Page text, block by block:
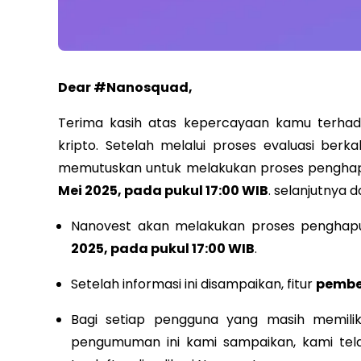
Dear #Nanosquad,
Terima kasih atas kepercayaan kamu
kripto. Setelah melalui proses evaluasi
memutuskan untuk melakukan proses
Mei 2025, pada pukul 17:00 WIB. selanjutnya
Nanovest akan melakukan proses
2025, pada pukul 17:00 WIB.
Setelah informasi ini disampaikan, fitur
Bagi setiap pengguna yang masih
pengumuman ini kami sampaikan, kami